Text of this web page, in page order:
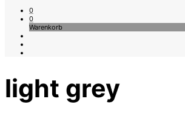
0
0
Warenkorb
light grey